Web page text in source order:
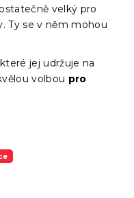
velký pro
Ty se v něm mohou
jej udržuje na
volbou pro